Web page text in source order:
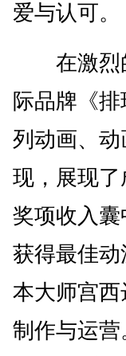
爱与认可。
在激烈的
际品牌《
列动画、
现，展现
奖项收入
获得最佳
本大师宫
制作与运